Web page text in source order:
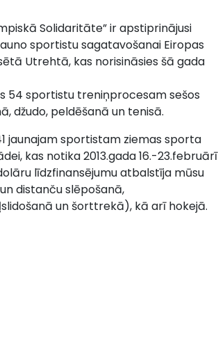
Solidaritāte” ir apstiprinājusi
sportistu sagatavošanai Eiropas
Utrehtā, kas norisināsies šā gada
54 sportistu treniņprocesam sešos
džudo, peldēšanā un tenisā.
jaunajam sportistam ziemas sporta
kas notika 2013.gada 16.-23.februārī
līdzfinansējumu atbalstīja mūsu
distanču slēpošanā,
un šorttrekā), kā arī hokejā.